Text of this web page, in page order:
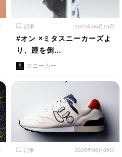
記事 2025年06月16日
#オン ×ミタスニーカーズよ
り、踵を倒…
スニーカー
記事 2025年06月09日